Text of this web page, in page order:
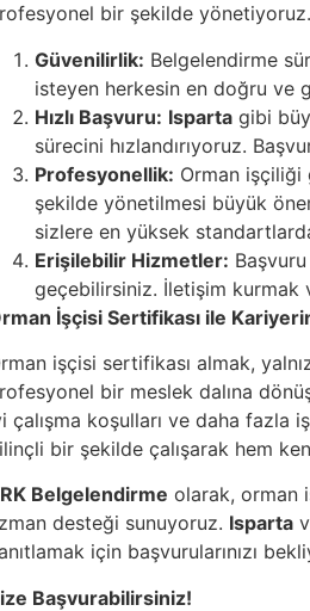
bir şekilde
Güvenilirlik: Belgelendirme
isteyen herkesin en doğru ve
Hızlı Başvuru: Isparta gibi
sürecini hızlandırıyoruz.
Profesyonellik: Orman
şekilde yönetilmesi büyük
sizlere en yüksek
Erişilebilir Hizmetler:
geçebilirsiniz. İletişim kurmak
İşçisi Sertifikası ile
işçisi sertifikası almak,
bir meslek dalına
çalışma koşulları ve daha fazla
bir şekilde çalışarak hem
Belgelendirme olarak, orman
desteği sunuyoruz. Isparta
için başvurularınızı
Başvurabilirsiniz!